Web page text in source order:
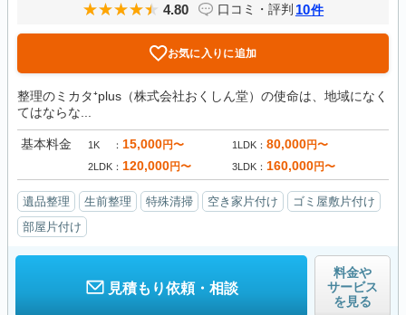
4.80 口コミ・評判 10件
お気に入りに追加
整理のミカタ⁺plus（株式会社おくしん堂）の使命は、地域になく
てはならな...
基本料金 1K 15,000円〜 1LDK 80,000円〜
2LDK 120,000円〜 3LDK 160,000円〜
遺品整理 生前整理 特殊清掃 空き家片付け
ゴミ屋敷片付け
部屋片付け
見積もり依頼・相談
料金や
サービス
を見る